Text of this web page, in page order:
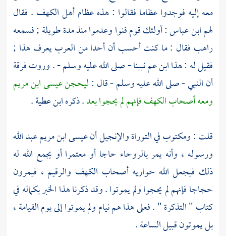
معه إليه فوجدوا عظاما فقالوا : هذه عظامأهل الكهف . فقال
لهمابن عباس: أولئك قوم فنوا وعدموا منذ مدة طويلة ; فسمعه
راهب فقال : ما كنت أحسب أن أحدا من العرب يعرف هذا ;
فقيل له : هذا ابن عم نبينا - صلى الله عليه وسلم - . وروت فرقة
أن النبي - صلى الله عليه وسلم - قال :ليحجنعيسى ابن مريم
ومعهأصحاب الكهففإنهم لم يحجوا بعد. ذكرهابن عطية.
قلت : ومكتوب في التوراة والإنجيل أنعيسى ابن مريمعبد الله
ورسوله ، وأنه يمربالروحاء حاجا أو معتمرا أو يجمع الله له
ذلك فيجعل الله حواريهأصحاب الكهف والرقيم ، فيمرون
حجاجا فإنهم لم يحجوا ولم يموتوا . وقد ذكرنا هذا الخبر بكماله في
كتاب " التذكرة " . فعلى هذا هم نيام ولم يموتوا إلى يوم القيامة ،
بل يموتون قبيل الساعة .